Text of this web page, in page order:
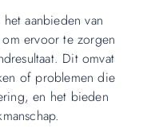
aanbieden van
ervoor te zorgen
Dit omvat
of problemen die
en het bieden